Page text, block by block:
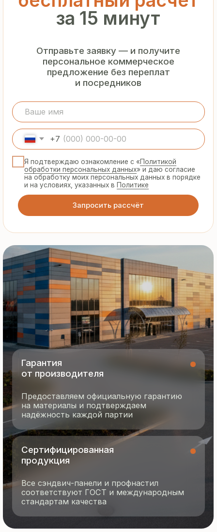
Запросить рассчёт
Сертифицированная
продукция
соответствуют ГОСТ и международным
Гарантия
от производителя
Предоставляем официальную гарантию
на материалы и подтверждаем
надёжность каждой партии
termopanel-m@mail.ru
Контакты
Документация
Новости
Технология производства
Отзывы
Портфолио
Продукция
8 495 055 96 59
Разработка сайта
Политика конфиденциальности
г. Москва, ул. Русинская Роща, д. 55
© 2025 Все права защищены